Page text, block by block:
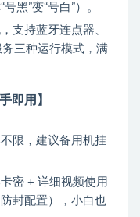
黑”变“号白”）。
支持蓝牙连点器、
三种运行模式，满
即用】
限，建议备用机挂
密 + 详细视频使用
封配置），小白也